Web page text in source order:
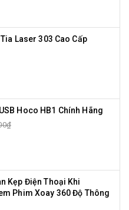
Laser 303 Cao Cấp
Hoco HB1 Chính Hãng
Kẹp Điện Thoại Khi
Phim Xoay 360 Độ Thông